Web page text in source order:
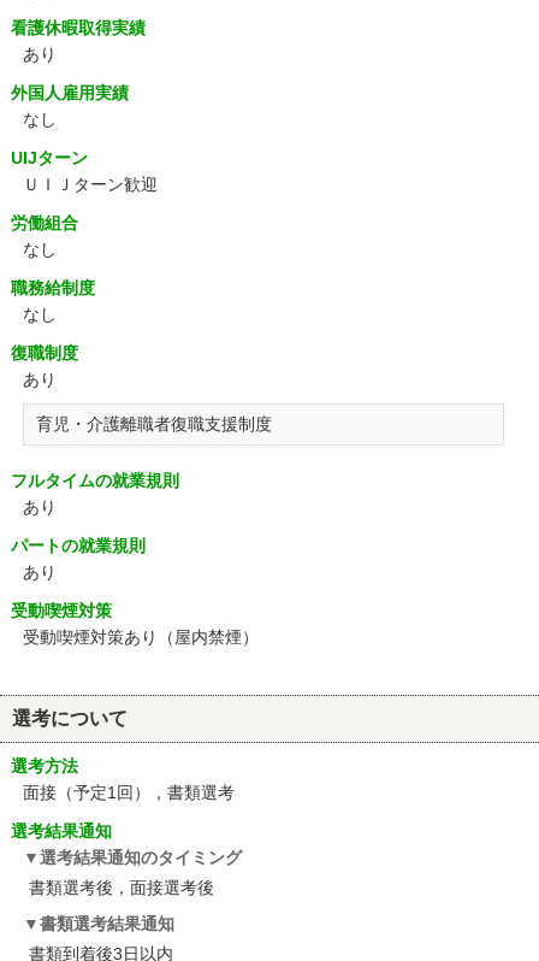
看護休暇取得実績
あり
外国人雇用実績
なし
UIJターン
ＵＩＪターン歓迎
労働組合
なし
職務給制度
なし
復職制度
あり
育児・介護離職者復職支援制度
フルタイムの就業規則
あり
パートの就業規則
あり
受動喫煙対策
受動喫煙対策あり（屋内禁煙）
選考について
選考方法
面接（予定1回），書類選考
選考結果通知
選考結果通知のタイミング
書類選考後，面接選考後
書類選考結果通知
書類到着後3日以内